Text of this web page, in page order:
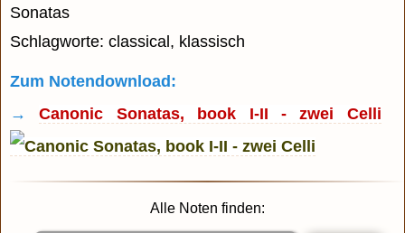
Sonatas
Schlagworte: classical, klassisch
Zum Notendownload:
→Canonic Sonatas, book I-II - zwei Celli
Alle Noten finden: